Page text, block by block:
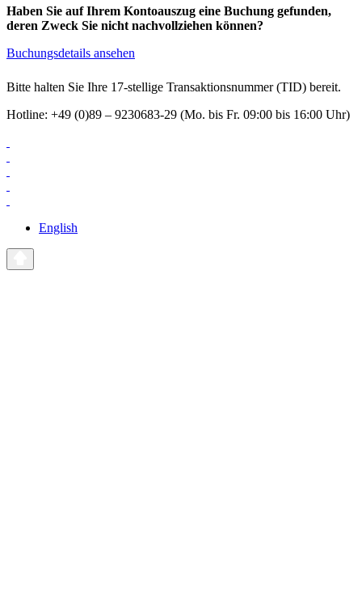
Haben Sie auf Ihrem Kontoauszug eine Buchung gefunden,
deren Zweck Sie nicht nachvollziehen können?
Buchungsdetails ansehen
Bitte halten Sie Ihre 17-stellige Transaktionsnummer (TID) bereit.
Hotline: +49 (0)89 – 9230683-29 (Mo. bis Fr. 09:00 bis 16:00 Uhr)
English